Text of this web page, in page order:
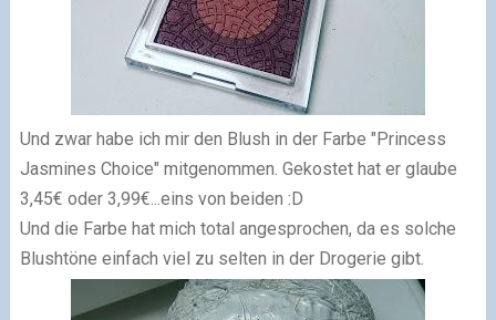
Und zwar habe ich mir den Blush in der Farbe "Princess
Jasmines Choice" mitgenommen. Gekostet hat er glaube
3,45€ oder 3,99€...eins von beiden :D
Und die Farbe hat mich total angesprochen, da es solche
Blushtöne einfach viel zu selten in der Drogerie gibt.